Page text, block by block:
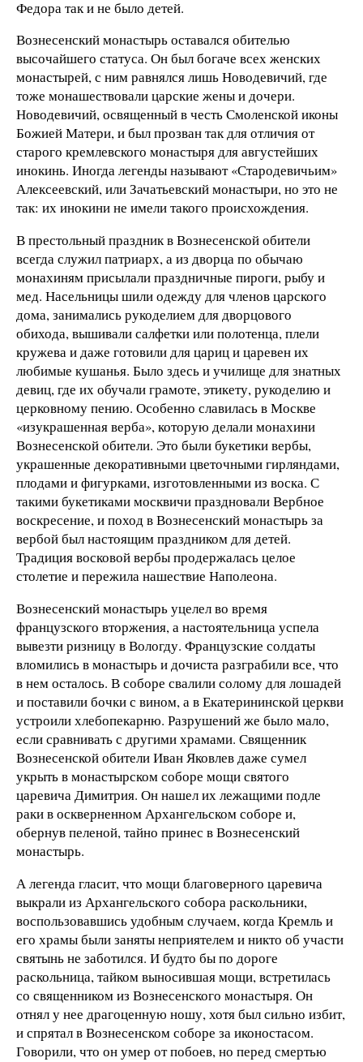
Федора так и не было детей.
Вознесенский монастырь оставался обителью
высочайшего статуса. Он был богаче всех женских
монастырей, с ним равнялся лишь Новодевичий, где
тоже монашествовали царские жены и дочери.
Новодевичий, освященный в честь Смоленской иконы
Божией Матери, и был прозван так для отличия от
старого кремлевского монастыря для августейших
инокинь. Иногда легенды называют «Стародевичьим»
Алексеевский, или Зачатьевский монастыри, но это не
так: их инокини не имели такого происхождения.
В престольный праздник в Вознесенской обители
всегда служил патриарх, а из дворца по обычаю
монахиням присылали праздничные пироги, рыбу и
мед. Насельницы шили одежду для членов царского
дома, занимались рукоделием для дворцового
обихода, вышивали салфетки или полотенца, плели
кружева и даже готовили для цариц и царевен их
любимые кушанья. Было здесь и училище для знатных
девиц, где их обучали грамоте, этикету, рукоделию и
церковному пению. Особенно славилась в Москве
«изукрашенная верба», которую делали монахини
Вознесенской обители. Это были букетики вербы,
украшенные декоративными цветочными гирляндами,
плодами и фигурками, изготовленными из воска. С
такими букетиками москвичи праздновали Вербное
воскресение, и поход в Вознесенский монастырь за
вербой был настоящим праздником для детей.
Традиция восковой вербы продержалась целое
столетие и пережила нашествие Наполеона.
Вознесенский монастырь уцелел во время
французского вторжения, а настоятельница успела
вывезти ризницу в Вологду. Французские солдаты
вломились в монастырь и дочиста разграбили все, что
в нем осталось. В соборе свалили солому для лошадей
и поставили бочки с вином, а в Екатерининской церкви
устроили хлебопекарню. Разрушений же было мало,
если сравнивать с другими храмами. Священник
Вознесенской обители Иван Яковлев даже сумел
укрыть в монастырском соборе мощи святого
царевича Димитрия. Он нашел их лежащими подле
раки в оскверненном Архангельском соборе и,
обернув пеленой, тайно принес в Вознесенский
монастырь.
А легенда гласит, что мощи благоверного царевича
выкрали из Архангельского собора раскольники,
воспользовавшись удобным случаем, когда Кремль и
его храмы были заняты неприятелем и никто об участи
святынь не заботился. И будто бы по дороге
раскольница, тайком выносившая мощи, встретилась
со священником из Вознесенского монастыря. Он
отнял у нее драгоценную ношу, хотя был сильно избит,
и спрятал в Вознесенском соборе за иконостасом.
Говорили, что он умер от побоев, но перед смертью